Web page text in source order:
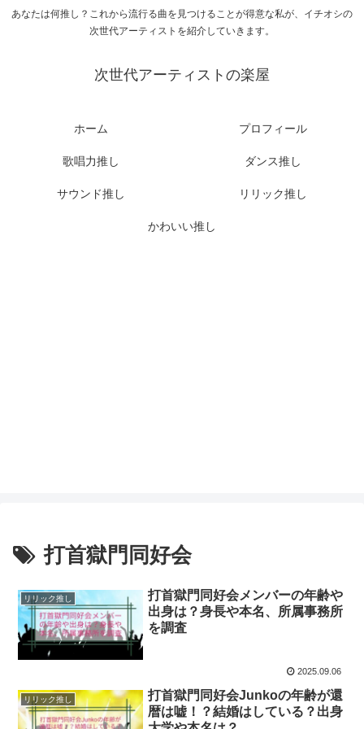
あなたは何推し？これから流行る曲を見つけることが得意な私が、イチオシの
次世代アーティストを紹介していきます。
次世代アーティストの楽屋
ホーム プロフィール
歌唱力推し ダンス推し
サウンド推し リリック推し
かわいい推し
打首獄門同好会
リリック推し
打首獄門同好会メンバーの年齢や
出身は？身長や本名、所属事務所
を調査
2025.09.06
リリック推し
打首獄門同好会Junkoの年齢が還
暦は嘘！？結婚はしている？出身